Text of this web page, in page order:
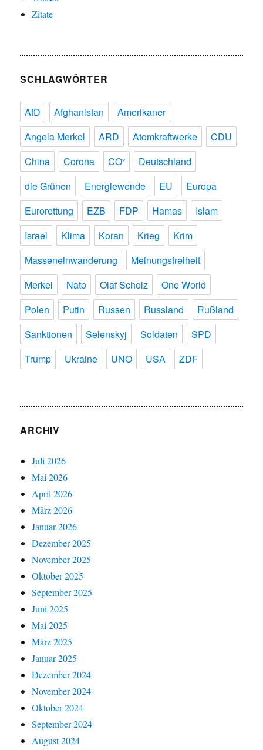
Zitate
SCHLAGWÖRTER
AfD Afghanistan
Amerikaner
Angela Merkel
ARD Atomkraftwerke
CDU
China
Corona CO²
Deutschland
die Grünen
Energiewende EU
Europa
Eurorettung
EZB FDP Hamas
Islam
Israel
Klima Koran Krieg
Krim
Masseneinwanderung
Meinungsfreiheit
Merkel
Nato Olaf Scholz
One World
Polen
Putin Russen Russland
Rußland
Sanktionen
Selenskyj Soldaten
SPD
Trump
Ukraine UNO USA ZDF
ARCHIV
Juli 2026
Mai 2026
April 2026
März 2026
Januar 2026
Dezember 2025
November 2025
Oktober 2025
September 2025
Juni 2025
Mai 2025
März 2025
Januar 2025
Dezember 2024
November 2024
Oktober 2024
September 2024
August 2024